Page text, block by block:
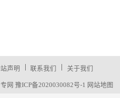
声明 | 联系我们 | 关于我们
网 豫ICP备2020030082号-1 网站地图